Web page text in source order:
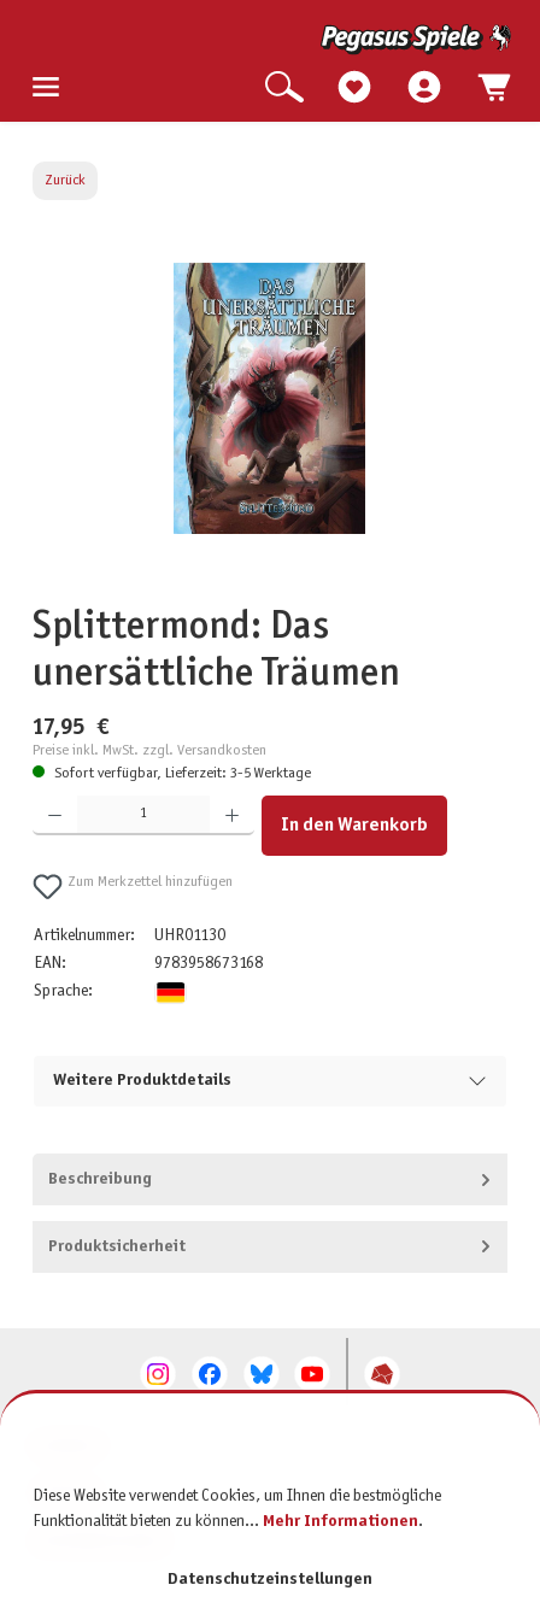
Zurück
Bildergalerie überspringen
Splittermond: Das
unersättliche Träumen
17,95 €
Preise inkl. MwSt. zzgl. Versandkosten
Sofort verfügbar, Lieferzeit: 3-5 Werktage
Produkt Anzahl: Gib den gewünschten Wert ein oder benutze die Schaltflächen um die Anzahl zu
In den Warenkorb
Zum Merkzettel hinzufügen
Artikelnummer:
UHR01130
EAN:
9783958673168
Sprache:
Weitere Produktdetails
Beschreibung
Produktsicherheit
SERVICE
Diese Website verwendet Cookies, um Ihnen die bestmögliche
Funktionalität bieten zu können... Mehr Informationen.
Datenschutzeinstellungen